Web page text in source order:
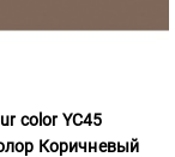
color YC45
Коричневый